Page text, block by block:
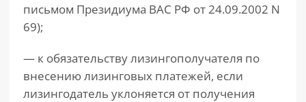
письмом Президиума ВАС РФ от 24.09.2002 N
69);
— к обязательству лизингополучателя по
внесению лизинговых платежей, если
лизингодатель уклоняется от получения